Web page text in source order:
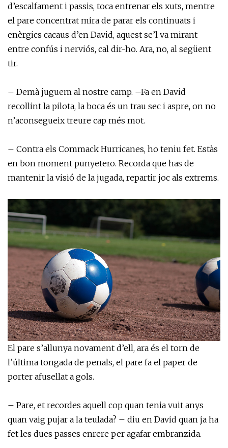
d’escalfament i passis, toca entrenar els xuts, mentre
el pare concentrat mira de parar els continuats i
enèrgics cacaus d’en David, aquest se’l va mirant
entre confús i nerviós, cal dir-ho. Ara, no, al següent
tir.
– Demà juguem al nostre camp. –Fa en David
recollint la pilota, la boca és un trau sec i aspre, on no
n’aconsegueix treure cap més mot.
– Contra els Commack Hurricanes, ho teniu fet. Estàs
en bon moment punyetero. Recorda que has de
mantenir la visió de la jugada, repartir joc als extrems.
El pare s’allunya novament d’ell, ara és el torn de
l’última tongada de penals, el pare fa el paper de
porter afusellat a gols.
– Pare, et recordes aquell cop quan tenia vuit anys
quan vaig pujar a la teulada? – diu en David quan ja ha
fet les dues passes enrere per agafar embranzida.